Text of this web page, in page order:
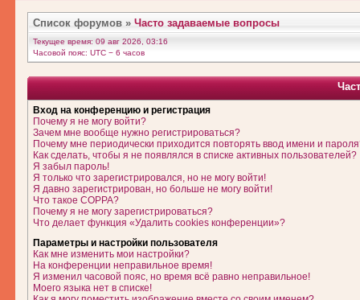
Список форумов » Часто задаваемые вопросы
Текущее время: 09 авг 2026, 03:16
Часовой пояс: UTC − 6 часов
Вход на конференцию и регистрация
Почему я не могу войти?
Зачем мне вообще нужно регистрироваться?
Почему мне периодически приходится повторять ввод имени и
Как сделать, чтобы я не появлялся в списке активных пользователей?
Я забыл пароль!
Я только что зарегистрировался, но не могу войти!
Я давно зарегистрирован, но больше не могу войти!
Что такое COPPA?
Почему я не могу зарегистрироваться?
Что делает функция «Удалить cookies конференции»?
Параметры и настройки пользователя
Как мне изменить мои настройки?
На конференции неправильное время!
Я изменил часовой пояс, но время всё равно неправильное!
Моего языка нет в списке!